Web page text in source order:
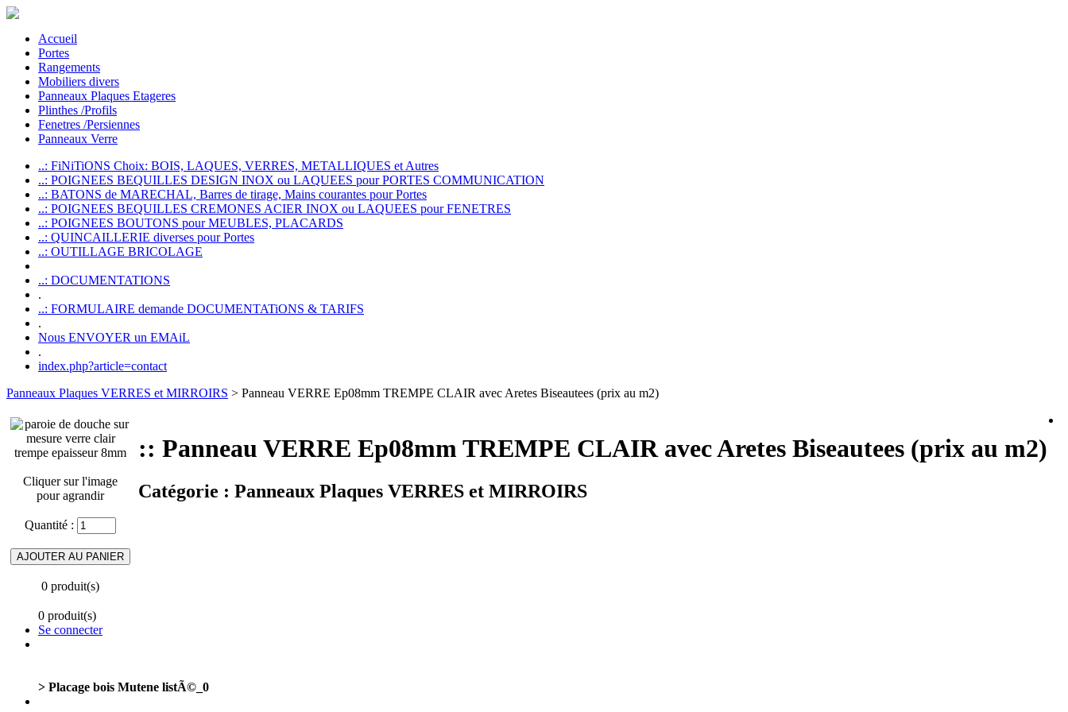
Accueil
Portes
Rangements
Mobiliers divers
Panneaux Plaques Etageres
Plinthes /Profils
Fenetres /Persiennes
Panneaux Verre
..: FiNiTiONS Choix: BOIS, LAQUES, VERRES, METALLIQUES et Autres
..: POIGNEES BEQUILLES DESIGN INOX ou LAQUEES pour PORTES COMMUNICATION
..: BATONS de MARECHAL, Barres de tirage, Mains courantes pour Portes
..: POIGNEES BEQUILLES CREMONES ACIER INOX ou LAQUEES pour FENETRES
..: POIGNEES BOUTONS pour MEUBLES, PLACARDS
..: QUINCAILLERIE diverses pour Portes
..: OUTILLAGE BRICOLAGE
..: DOCUMENTATIONS
.
..: FORMULAIRE demande DOCUMENTATiONS & TARIFS
.
Nous ENVOYER un EMAiL
.
index.php?article=contact
Panneaux Plaques VERRES et MIRROIRS > Panneau VERRE Ep08mm TREMPE CLAIR avec Aretes Biseautees (prix au m2)
Cliquer sur l'image
pour agrandir
Quantité :
0 produit(s)
:: Panneau VERRE Ep08mm TREMPE CLAIR avec Aretes Biseautees (prix au m2)
Catégorie : Panneaux Plaques VERRES et MIRROIRS
0 produit(s)
Se connecter
> Placage bois Mutene listÃ©_0